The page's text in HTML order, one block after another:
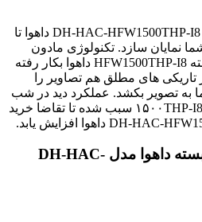
دید در شب دوربین مداربسته DH-HAC-HFW1500THP-I8 داهوا تا
شما نمایان سازد. تکنولوژی مادون
قرمزی که در دوربین مداربسته HFW1500THP-I8 داهوا بکار رفته
تاریکی های مطلق هم تصاویر را
به تصویر بکشد. عملکرد دید در شب
دوربین مدار بسته داهوا مدل ۱۵۰۰THP-I8 سبب شده تا تقاضا خرید
نحوه اتصال دوربین مداربسته داهوا مدل DH-HAC-